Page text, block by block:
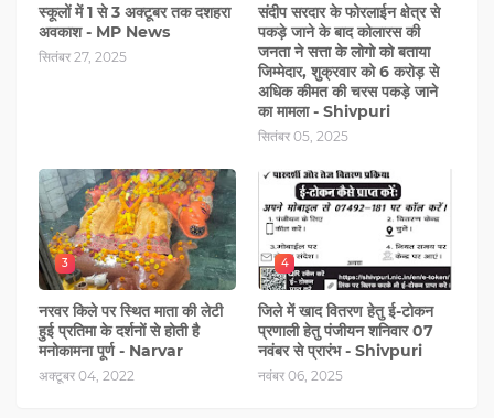
स्कूलों में 1 से 3 अक्टूबर तक दशहरा
अवकाश - MP News
सितंबर 27, 2025
संदीप सरदार के फोरलाईन क्षेत्र से
पकड़े जाने के बाद कोलारस की
जनता ने सत्ता के लोगो को बताया
जिम्मेदार, शुक्रवार को 6 करोड़ से
अधिक कीमत की चरस पकड़े जाने
का मामला - Shivpuri
सितंबर 05, 2025
3
नरवर किले पर स्थित माता की लेटी
हुई प्रतिमा के दर्शनों से होती है
मनोकामना पूर्ण - Narvar
अक्टूबर 04, 2022
4
जिले में खाद वितरण हेतु ई-टोकन
प्रणाली हेतु पंजीयन शनिवार 07
नवंबर से प्रारंभ - Shivpuri
नवंबर 06, 2025